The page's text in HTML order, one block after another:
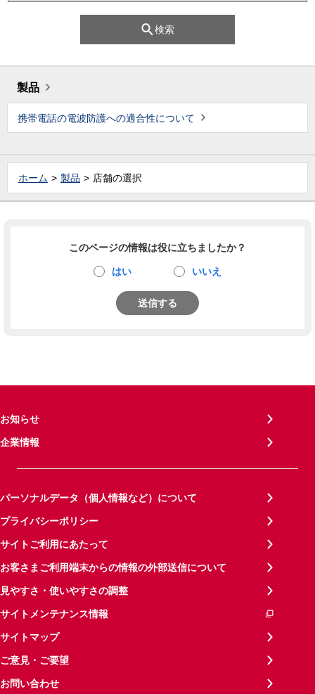
検索
製品
携帯電話の電波防護への適合性について
ホーム 製品 店舗の選択
このページの情報は役に立ちましたか？
はい いいえ
送信する
お知らせ
企業情報
パーソナルデータ（個人情報など）について
プライバシーポリシー
サイトご利用にあたって
お客さまご利用端末からの情報の外部送信について
見やすさ・使いやすさの調整
サイトメンテナンス情報
サイトマップ
ご意見・ご要望
お問い合わせ